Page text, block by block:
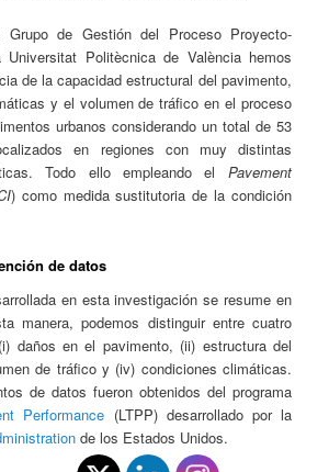
de Gestión del Proceso Proyecto-
Politècnica de València hemos
de la capacidad estructural del pavimento,
y el volumen de tráfico en el proceso
urbanos considerando un total de 53
en regiones con muy distintas
Todo ello empleando el Pavement
) como medida sustitutoria de la condición
de datos
en esta investigación se resume en
manera, podemos distinguir entre cuatro
daños en el pavimento, (ii) estructura del
de tráfico y (iv) condiciones climáticas.
de datos fueron obtenidos del programa
Performance (LTPP) desarrollado por la
de los Estados Unidos.